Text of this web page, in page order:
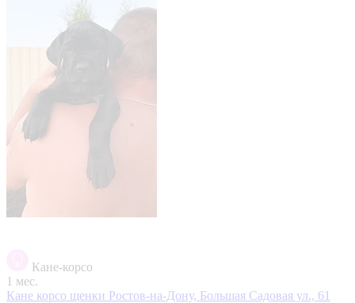
Кане-корсо
1 мес.
Кане корсо щенки Ростов-на-Дону, Большая Садовая ул., 61